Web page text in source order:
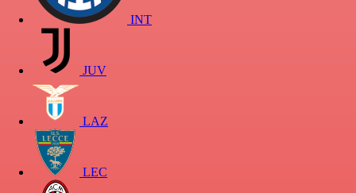
INT
JUV
LAZ
LEC